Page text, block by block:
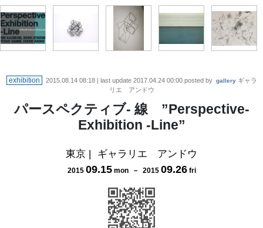
exhibition 2015.08.14 08:18| last update 2017.04.24 00:00posted by gallery ギャラ
リエ アンドウ
パースペクティブ- 線 ”Perspective-
Exhibition -Line”
東京 | ギャラリエ アンドウ
2015 09.15 mon－ 2015 09.26 fri